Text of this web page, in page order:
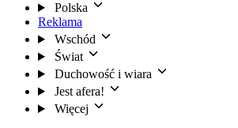
Polska
Reklama
Wschód
Świat
Duchowość i wiara
Jest afera!
Więcej